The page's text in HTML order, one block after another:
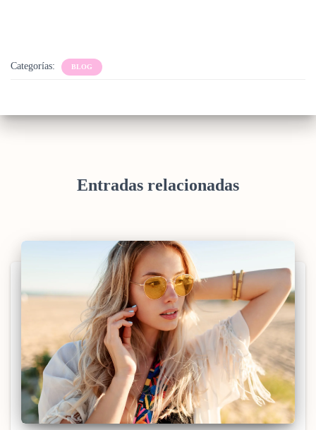
Categorías: BLOG
Entradas relacionadas